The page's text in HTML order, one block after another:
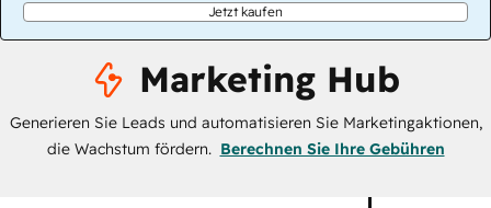
Jetzt kaufen
Marketing Hub
Generieren Sie Leads und automatisieren Sie Marketingaktionen,
die Wachstum fördern. Berechnen Sie Ihre Gebühren